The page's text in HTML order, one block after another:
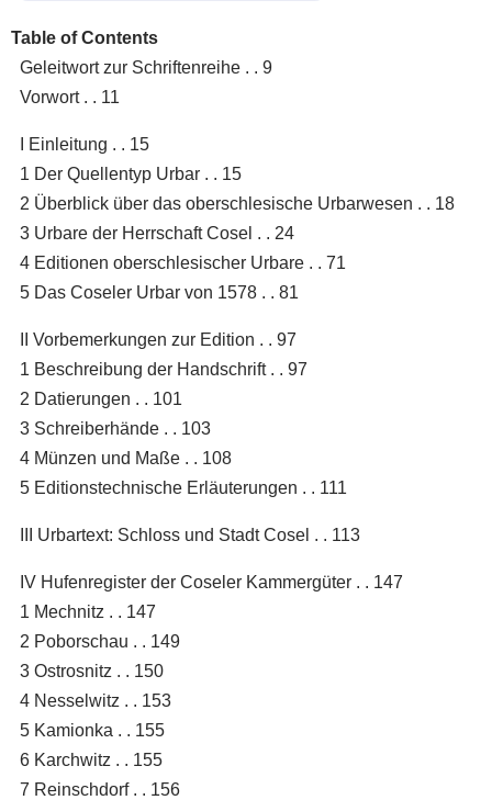
Table of Contents
Geleitwort zur Schriftenreihe . . 9
Vorwort . . 11
I Einleitung . . 15
1 Der Quellentyp Urbar . . 15
2 Überblick über das oberschlesische Urbarwesen . . 18
3 Urbare der Herrschaft Cosel . . 24
4 Editionen oberschlesischer Urbare . . 71
5 Das Coseler Urbar von 1578 . . 81
II Vorbemerkungen zur Edition . . 97
1 Beschreibung der Handschrift . . 97
2 Datierungen . . 101
3 Schreiberhände . . 103
4 Münzen und Maße . . 108
5 Editionstechnische Erläuterungen . . 111
III Urbartext: Schloss und Stadt Cosel . . 113
IV Hufenregister der Coseler Kammergüter . . 147
1 Mechnitz . . 147
2 Poborschau . . 149
3 Ostrosnitz . . 150
4 Nesselwitz . . 153
5 Kamionka . . 155
6 Karchwitz . . 155
7 Reinschdorf . . 156